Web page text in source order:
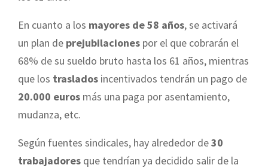
En cuanto a los mayores de 58 años, se activará
un plan de prejubilaciones por el que cobrarán el
68% de su sueldo bruto hasta los 61 años, mientras
que los traslados incentivados tendrán un pago de
20.000 euros más una paga por asentamiento,
mudanza, etc.
Según fuentes sindicales, hay alrededor de30
trabajadores que tendrían ya decidido salir de la